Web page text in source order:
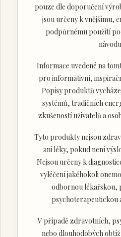
pouze dle doporučení
jsou určeny k vnějšímu,
podpůrnému použití
Informace uvedené na
pro informativní,
Popisy produktů
systémů, tradičních
zkušeností uživatelů a
Tyto produkty nejsou
ani léky, pokud není
Nejsou určeny k
vyléčení jakéhokoli
odbornou lékařskou,
psychoterapeutickou
V případě zdravotních,
nebo dlouhodobých